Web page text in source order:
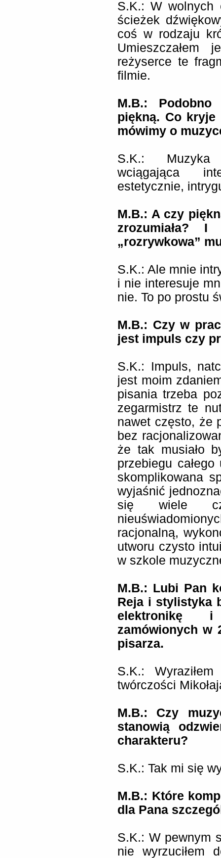
S.K.: W wolnych
ścieżek
coś w rodzaju
Umieszczałem
reżyserce te
filmie.
M.B.:
piękną. Co
mówimy o
S.K.: Muzyka
wciągająca
estetycznie,
M.B.: A czy
zrozumiała?
„rozrywkowa”
S.K.: Ale mnie
i nie interesuje
nie. To po prostu
M.B.: Czy w
jest impuls czy
S.K.: Impuls,
jest moim
pisania trzeba
zegarmistrz te
nawet często, że
bez
że tak musiało
przebiegu
skomplikowana
wyjaśnić
się wiele
racjonalną,
utworu czysto
w szkole
M.B.: Lubi Pan
Reja i stylistyka
elektronikę i
zamówionych w
pisarza.
S.K.:
twórczości
M.B.: Czy
stanowią
charakteru?
S.K.: Tak mi się
M.B.: Które
dla Pana
S.K.: W pewnym
nie wyrzuciłem